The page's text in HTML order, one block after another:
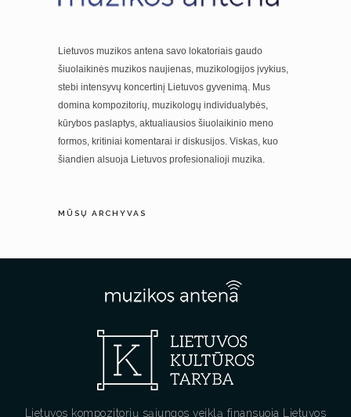
Lietuvos muzikos antena savo lokatoriais gaudo
šiuolaikinės muzikos naujienas, muzikologijos įvykius,
stebi intensyvų koncertinį Lietuvos gyvenimą. Mus
domina kompozitorių, muzikologų individualybės,
kūrybos paslaptys, aktualiausios šiuolaikinio meno
formos, kritiniai komentarai ir diskusijos. Viskas, kuo
šiandien alsuoja Lietuvos profesionalioji muzika.
MŪSŲ ARCHYVAS
Lietuvos kompozitorių sąjungos veiklą finansuoja Lietuvos